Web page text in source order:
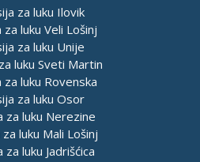
za luku Ilovik
luku Veli Lošinj
za luku Unije
luku Sveti Martin
za luku Rovenska
za luku Osor
za luku Nerezine
luku Mali Lošinj
za luku Jadrišćica